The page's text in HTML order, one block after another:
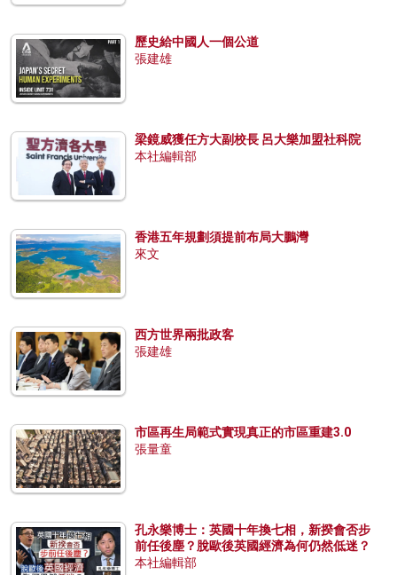
歷史給中國人一個公道
張建雄
梁鏡威獲任方大副校長 呂大樂加盟社科院
本社編輯部
香港五年規劃須提前布局大鵬灣
來文
西方世界兩批政客
張建雄
市區再生局範式實現真正的市區重建3.0
張量童
孔永樂博士：英國十年換七相，新揆會否步
前任後塵？脫歐後英國經濟為何仍然低迷？
本社編輯部